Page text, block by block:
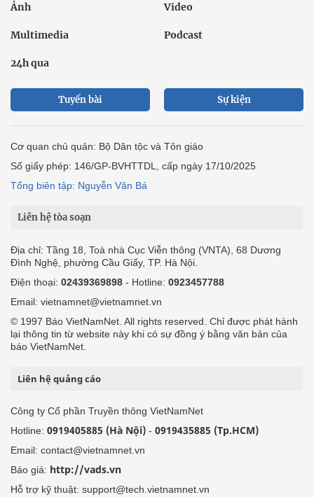
Ảnh Video
Multimedia Podcast
24h qua
Tuyến bài Sự kiện
Cơ quan chủ quản: Bộ Dân tộc và Tôn giáo
Số giấy phép: 146/GP-BVHTTDL, cấp ngày 17/10/2025
Tổng biên tập: Nguyễn Văn Bá
Liên hệ tòa soạn
Địa chỉ: Tầng 18, Toà nhà Cục Viễn thông (VNTA), 68 Dương
Đình Nghệ, phường Cầu Giấy, TP. Hà Nội.
Điện thoại: 02439369898 - Hotline: 0923457788
Email: vietnamnet@vietnamnet.vn
© 1997 Báo VietNamNet. All rights reserved. Chỉ được phát hành
lại thông tin từ website này khi có sự đồng ý bằng văn bản của
báo VietNamNet.
Liên hệ quảng cáo
Công ty Cổ phần Truyền thông VietNamNet
Hotline: 0919405885 (Hà Nội) - 0919435885 (Tp.HCM)
Email: contact@vietnamnet.vn
Báo giá: http://vads.vn
Hỗ trợ kỹ thuật: support@tech.vietnamnet.vn